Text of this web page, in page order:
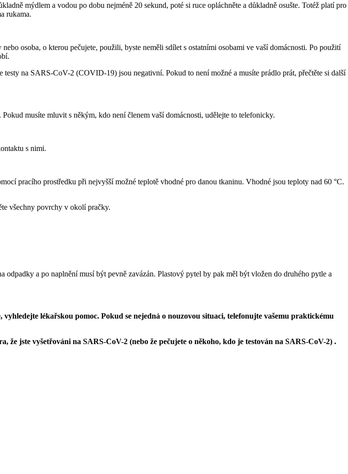
mýdlem a vodou po dobu nejméně 20 sekund, poté si ruce opláchněte a důkladně osušte. Totéž platí pro
rukama.
osoba, o kterou pečujete, použili, byste neměli sdílet s ostatními osobami ve vaší domácnosti. Po použití
na SARS-CoV-2 (COVID-19) jsou negativní. Pokud to není možné a musíte prádlo prát, přečtěte si další
musíte mluvit s někým, kdo není členem vaší domácnosti, udělejte to telefonicky.
s nimi.
pracího prostředku při nejvyšší možné teplotě vhodné pro danou tkaninu. Vhodné jsou teploty nad 60 °C.
všechny povrchy v okolí pračky.
a po naplnění musí být pevně zavázán. Plastový pytel by pak měl být vložen do druhého pytle a
lékařskou pomoc. Pokud se nejedná o nouzovou situaci, telefonujte vašemu praktickému
jste vyšetřováni na SARS-CoV-2 (nebo že pečujete o někoho, kdo je testován na SARS-CoV-2) .